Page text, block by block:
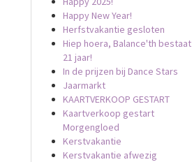
Happy New Year!
Herfstvakantie gesloten
Hiep hoera, Balance'th bestaat
21 jaar!
In de prijzen bij Dance Stars
Jaarmarkt
KAARTVERKOOP GESTART
Kaartverkoop gestart
Morgengloed
Kerstvakantie
Kerstvakantie afwezig